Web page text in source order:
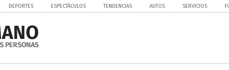
DEPORTES ESPECTÁCULOS TENDENCIAS AUTOS SERVICIOS